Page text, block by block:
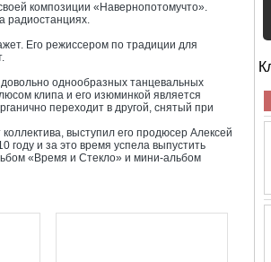
композиции «Навернопотомучто».
радиостанциях.
Его режиссером по традиции для
однообразных танцевальных
клипа и его изюминкой является
переходит в другой, снятый при
выступил его продюсер Алексей
году и за это время успела выпустить
«Время и Стекло» и мини-альбом